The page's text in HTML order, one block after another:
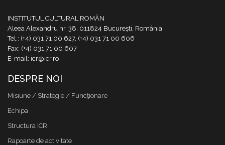
INSTITUTUL CULTURAL ROMÂN
Aleea Alexandru nr. 38, 011824 București, România
Tel.: (+4) 031 71 00 627, (+4) 031 71 00 606
Fax: (+4) 031 71 00 607
E-mail: icr@icr.ro
DESPRE NOI
Misiune / Strategie / Funcţionare
Echipa
Structura ICR
Rapoarte de activitate